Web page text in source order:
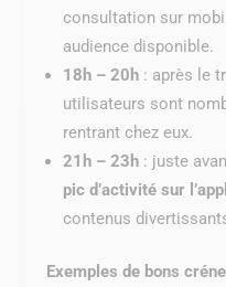
consultation sur
audience disponible.
18h – 20h : après le
utilisateurs sont
rentrant chez eux.
21h – 23h : juste
pic d’activité sur
contenus
Exemples de bons